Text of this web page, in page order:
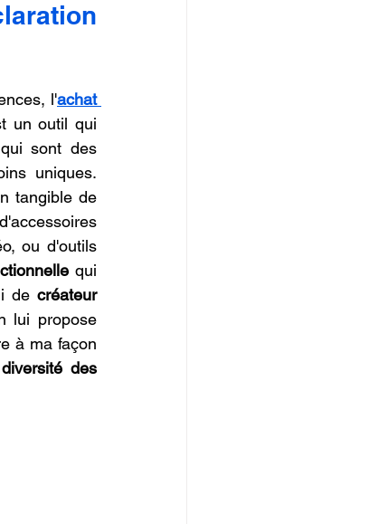
l'achat
un outil qui
sont des
uniques.
tangible de
ou d'outils
qui
de créateur
lui propose
à ma façon
diversité des